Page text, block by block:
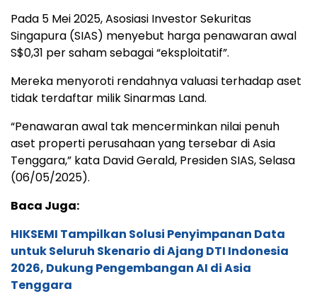
Pada 5 Mei 2025, Asosiasi Investor Sekuritas
Singapura (SIAS) menyebut harga penawaran awal
S$0,31 per saham sebagai “eksploitatif”.
Mereka menyoroti rendahnya valuasi terhadap aset
tidak terdaftar milik Sinarmas Land.
“Penawaran awal tak mencerminkan nilai penuh
aset properti perusahaan yang tersebar di Asia
Tenggara,” kata David Gerald, Presiden SIAS, Selasa
(06/05/2025).
Baca Juga:
HIKSEMI Tampilkan Solusi Penyimpanan Data
untuk Seluruh Skenario di Ajang DTI Indonesia
2026, Dukung Pengembangan AI di Asia
Tenggara